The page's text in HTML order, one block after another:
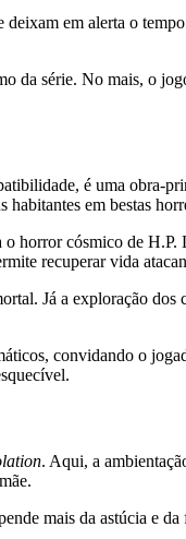
em alerta o
série. No mais, o
é uma
em bestas
horror cósmico de
recuperar vida
Já a exploração
convidando o
. Aqui, a
mais da astúcia